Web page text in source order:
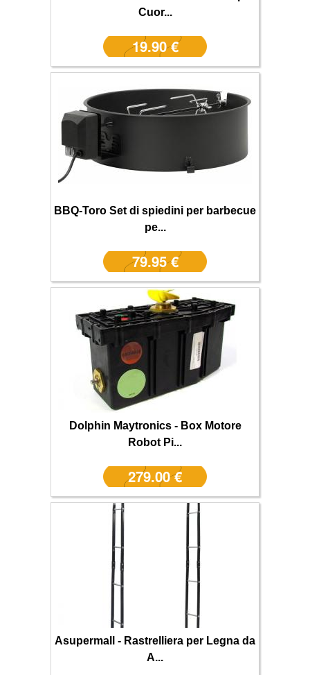
Cuor...
19.90 €
BBQ-Toro Set di spiedini per barbecue
pe...
79.95 €
Dolphin Maytronics - Box Motore
Robot Pi...
279.00 €
Asupermall - Rastrelliera per Legna da
A...